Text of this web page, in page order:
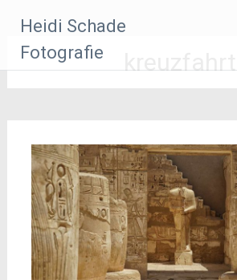
Inhalt
springen
Heidi Schade
Fotografie
kreuzfahrt